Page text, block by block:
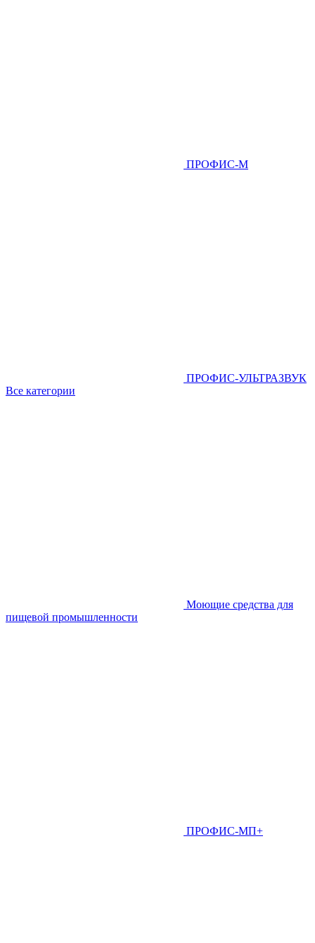
ПРОФИС-М
ПРОФИС-УЛЬТРАЗВУК
Все категории
Моющие средства для
пищевой промышленности
ПРОФИС-МП+